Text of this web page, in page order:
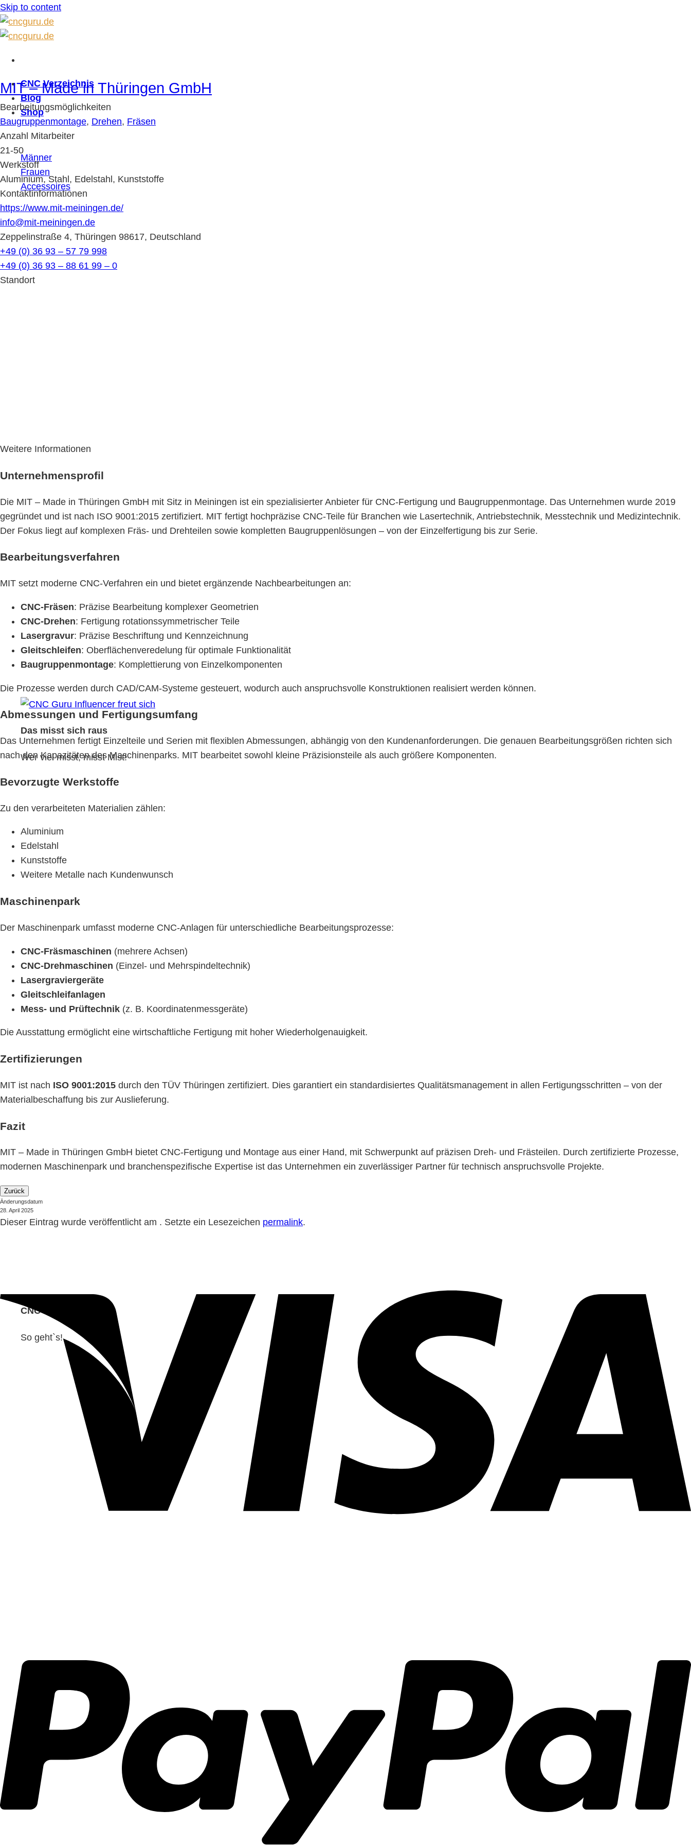
Skip to content
CNC Verzeichnis
Blog
Shop
Männer
Frauen
Accessoires
Das misst sich raus
Wer viel misst, misst Mist!
CNC
So geht`s!
MIT – Made in Thüringen GmbH
Bearbeitungsmöglichkeiten
Baugruppenmontage, Drehen, Fräsen
Anzahl Mitarbeiter
21-50
Werkstoff
Aluminium, Stahl, Edelstahl, Kunststoffe
Kontaktinformationen
https://www.mit-meiningen.de/
info@mit-meiningen.de
Zeppelinstraße 4, Thüringen 98617, Deutschland
+49 (0) 36 93 – 57 79 998
+49 (0) 36 93 – 88 61 99 – 0
Standort
Weitere Informationen
Unternehmensprofil
Die MIT – Made in Thüringen GmbH mit Sitz in Meiningen ist ein spezialisierter Anbieter für CNC-Fertigung und Baugruppenmontage. Das Unternehmen wurde 2019
gegründet und ist nach ISO 9001:2015 zertifiziert. MIT fertigt hochpräzise CNC-Teile für Branchen wie Lasertechnik, Antriebstechnik, Messtechnik und Medizintechnik.
Der Fokus liegt auf komplexen Fräs- und Drehteilen sowie kompletten Baugruppenlösungen – von der Einzelfertigung bis zur Serie.
Bearbeitungsverfahren
MIT setzt moderne CNC-Verfahren ein und bietet ergänzende Nachbearbeitungen an:
CNC-Fräsen: Präzise Bearbeitung komplexer Geometrien
CNC-Drehen: Fertigung rotationssymmetrischer Teile
Lasergravur: Präzise Beschriftung und Kennzeichnung
Gleitschleifen: Oberflächenveredelung für optimale Funktionalität
Baugruppenmontage: Komplettierung von Einzelkomponenten
Die Prozesse werden durch CAD/CAM-Systeme gesteuert, wodurch auch anspruchsvolle Konstruktionen realisiert werden können.
Abmessungen und Fertigungsumfang
Das Unternehmen fertigt Einzelteile und Serien mit flexiblen Abmessungen, abhängig von den Kundenanforderungen. Die genauen Bearbeitungsgrößen richten sich
nach den Kapazitäten des Maschinenparks. MIT bearbeitet sowohl kleine Präzisionsteile als auch größere Komponenten.
Bevorzugte Werkstoffe
Zu den verarbeiteten Materialien zählen:
Aluminium
Edelstahl
Kunststoffe
Weitere Metalle nach Kundenwunsch
Maschinenpark
Der Maschinenpark umfasst moderne CNC-Anlagen für unterschiedliche Bearbeitungsprozesse:
CNC-Fräsmaschinen (mehrere Achsen)
CNC-Drehmaschinen (Einzel- und Mehrspindeltechnik)
Lasergraviergeräte
Gleitschleifanlagen
Mess- und Prüftechnik (z. B. Koordinatenmessgeräte)
Die Ausstattung ermöglicht eine wirtschaftliche Fertigung mit hoher Wiederholgenauigkeit.
Zertifizierungen
MIT ist nach ISO 9001:2015 durch den TÜV Thüringen zertifiziert. Dies garantiert ein standardisiertes Qualitätsmanagement in allen Fertigungsschritten – von der
Materialbeschaffung bis zur Auslieferung.
Fazit
MIT – Made in Thüringen GmbH bietet CNC-Fertigung und Montage aus einer Hand, mit Schwerpunkt auf präzisen Dreh- und Frästeilen. Durch zertifizierte Prozesse,
modernen Maschinenpark und branchenspezifische Expertise ist das Unternehmen ein zuverlässiger Partner für technisch anspruchsvolle Projekte.
Zurück
Änderungsdatum
28. April 2025
Dieser Eintrag wurde veröffentlicht am . Setzte ein Lesezeichen permalink.